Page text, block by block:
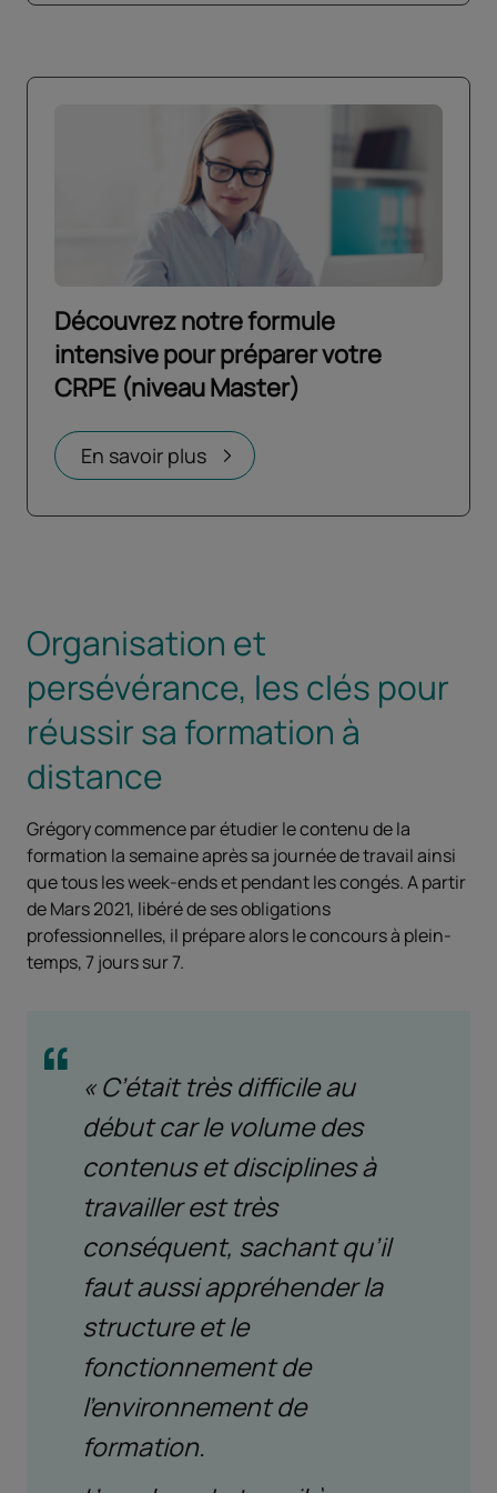
Découvrez notre formule
intensive pour préparer votre
CRPE (niveau Master)
En savoir plus
Ouvrir dans un nouvel onglet
Organisation et
persévérance, les clés pour
réussir sa formation à
distance
Grégory commence par étudier le contenu de la
formation la semaine après sa journée de travail ainsi
que tous les week-ends et pendant les congés. A partir
de Mars 2021, libéré de ses obligations
professionnelles, il prépare alors le concours à plein-
temps, 7 jours sur 7.
« C’était très difficile au
début car le volume des
contenus et disciplines à
travailler est très
conséquent, sachant qu’il
faut aussi appréhender la
structure et le
fonctionnement de
l’environnement de
formation.